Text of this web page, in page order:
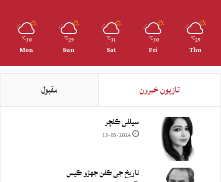
29
℃
Thu
30
℃
Fri
31
℃
Sat
29
℃
Sun
30
℃
Mon
تازيون خبرون مقبول
سيلفي ڪلچر
13-05-2024
تاريخ جي ڪفن جھڙو ڪيس